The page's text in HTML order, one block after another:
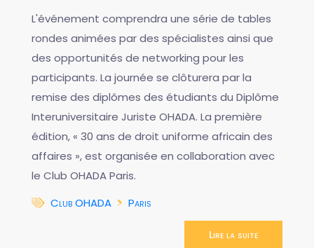
L'événement comprendra une série de tables
rondes animées par des spécialistes ainsi que
des opportunités de networking pour les
participants. La journée se clôturera par la
remise des diplômes des étudiants du Diplôme
Interuniversitaire Juriste OHADA. La première
édition, « 30 ans de droit uniforme africain des
affaires », est organisée en collaboration avec
le Club OHADA Paris.
Club OHADA
Paris
Lire la suite